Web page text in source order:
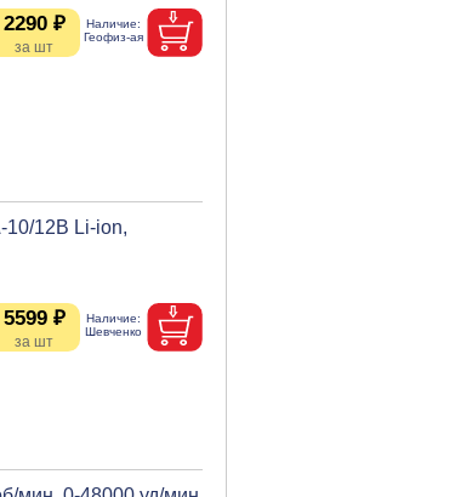
2290 ₽
10/12В Li-ion,
5599 ₽